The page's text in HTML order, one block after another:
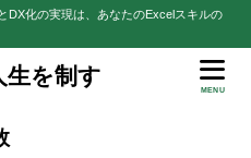
DX化の実現は、あなたのExcelスキルの
を制す
MENU